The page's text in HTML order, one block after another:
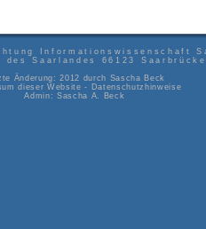
Informationswissenschaft
Saarlandes
66123
Änderung: 2012 durch Sascha Beck
dieser Website - Datenschutzhinweise
Admin:Sascha A. Beck